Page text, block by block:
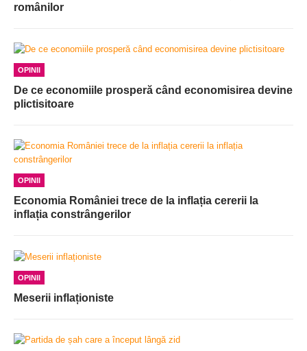
românilor
OPINII
De ce economiile prosperă când economisirea devine
plictisitoare
OPINII
Economia României trece de la inflația cererii la
inflația constrângerilor
OPINII
Meserii inflaționiste